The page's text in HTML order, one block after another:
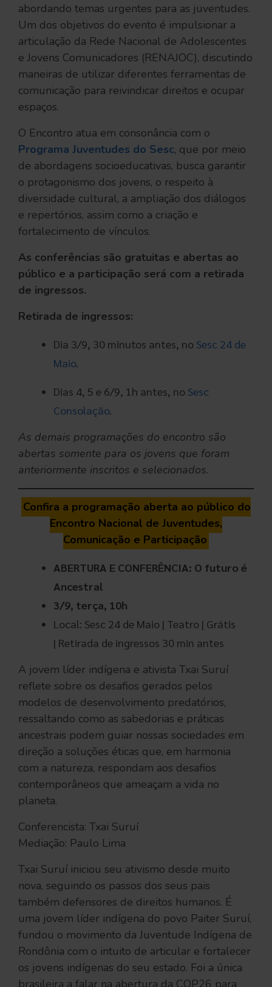
abordando temas urgentes para as juventudes.
Um dos objetivos do evento é impulsionar a
articulação da Rede Nacional de Adolescentes
e Jovens Comunicadores (RENAJOC), discutindo
maneiras de utilizar diferentes ferramentas de
comunicação para reivindicar direitos e ocupar
espaços.
O Encontro atua em consonância com o
Programa Juventudes do Sesc, que por meio
de abordagens socioeducativas, busca garantir
o protagonismo dos jovens, o respeito à
diversidade cultural, a ampliação dos diálogos
e repertórios, assim como a criação e
fortalecimento de vínculos.
As conferências são gratuitas e abertas ao
público e a participação será com a retirada
de ingressos.
Retirada de ingressos:
Dia 3/9, 30 minutos antes, no Sesc 24 de
Maio.
Dias 4, 5 e 6/9, 1h antes, no Sesc
Consolação.
As demais programações do encontro são
abertas somente para os jovens que foram
anteriormente inscritos e selecionados.
Confira a programação aberta ao público do
Encontro Nacional de Juventudes,
Comunicação e Participação
ABERTURA E CONFERÊNCIA: O futuro é
Ancestral
3/9, terça, 10h
Local: Sesc 24 de Maio | Teatro | Grátis
| Retirada de ingressos 30 min antes
A jovem líder indígena e ativista Txai Suruí
reflete sobre os desafios gerados pelos
modelos de desenvolvimento predatórios,
ressaltando como as sabedorias e práticas
ancestrais podem guiar nossas sociedades em
direção a soluções éticas que, em harmonia
com a natureza, respondam aos desafios
contemporâneos que ameaçam a vida no
planeta.
Conferencista: Txai Suruí
Mediação: Paulo Lima
Txai Suruí iniciou seu ativismo desde muito
nova, seguindo os passos dos seus pais
também defensores de direitos humanos. É
uma jovem líder indígena do povo Paiter Suruí,
fundou o movimento da Juventude Indígena de
Rondônia com o intuito de articular e fortalecer
os jovens indígenas do seu estado. Foi a única
brasileira a falar na abertura da COP26 para